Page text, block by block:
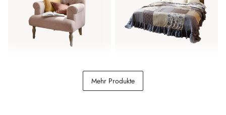
Bett Declaire
Mehr Produkte